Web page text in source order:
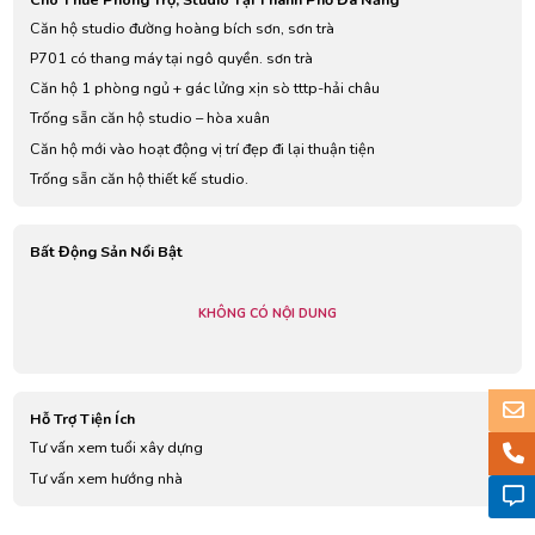
Căn hộ studio đường hoàng bích sơn, sơn trà
P701 có thang máy tại ngô quyền. sơn trà
Căn hộ 1 phòng ngủ + gác lửng xịn sò tttp-hải châu
Trống sẵn căn hộ studio – hòa xuân
Căn hộ mới vào hoạt động vị trí đẹp đi lại thuận tiện
Trống sẵn căn hộ thiết kế studio.
Bất Động Sản Nổi Bật
KHÔNG CÓ NỘI DUNG
Hỗ Trợ Tiện Ích
Tư vấn xem tuổi xây dựng
Tư vấn xem hướng nhà